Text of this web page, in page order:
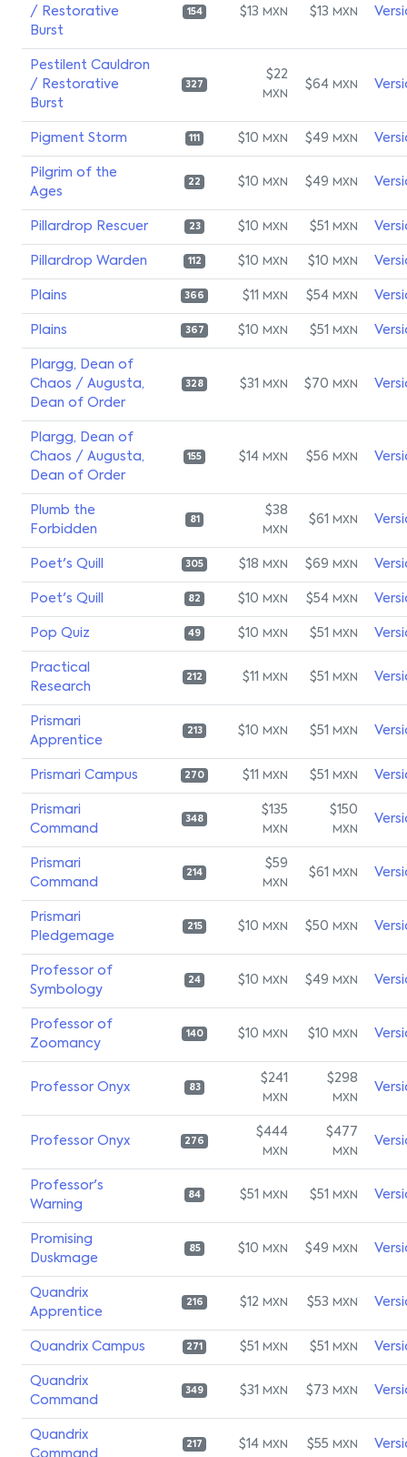
/ Restorative
Burst
154 $13 MXN $13 MXN
Pestilent Cauldron
/ Restorative
Burst
327
$22
MXN
$64 MXN
Pigment Storm 111 $10 MXN $49 MXN
Pilgrim of the
Ages
22 $10 MXN $49 MXN
Pillardrop Rescuer 23 $10 MXN $51 MXN
Pillardrop Warden 112 $10 MXN $10 MXN
Plains 366 $11 MXN $54 MXN
Plains 367 $10 MXN $51 MXN
Plargg, Dean of
Chaos / Augusta,
Dean of Order
328 $31 MXN $70 MXN
Plargg, Dean of
Chaos / Augusta,
Dean of Order
155 $14 MXN $56 MXN
Plumb the
Forbidden
81
$38
MXN
$61 MXN
Poet's Quill 305 $18 MXN $69 MXN
Poet's Quill 82 $10 MXN $54 MXN
Pop Quiz 49 $10 MXN $51 MXN
Practical
Research
212 $11 MXN $51 MXN
Prismari
Apprentice
213 $10 MXN $51 MXN
Prismari Campus 270 $11 MXN $51 MXN
Prismari
Command
348
$135
MXN
$150
MXN
Prismari
Command
214
$59
MXN
$61 MXN
Prismari
Pledgemage
215 $10 MXN $50 MXN
Professor of
Symbology
24 $10 MXN $49 MXN
Professor of
Zoomancy
140 $10 MXN $10 MXN
Professor Onyx 83
$241
MXN
$298
MXN
Professor Onyx 276
$444
MXN
$477
MXN
Professor's
Warning
84 $51 MXN $51 MXN
Promising
Duskmage
85 $10 MXN $49 MXN
Quandrix
Apprentice
216 $12 MXN $53 MXN
Quandrix Campus 271 $51 MXN $51 MXN
Quandrix
Command
349 $31 MXN $73 MXN
Quandrix
Command
217 $14 MXN $55 MXN